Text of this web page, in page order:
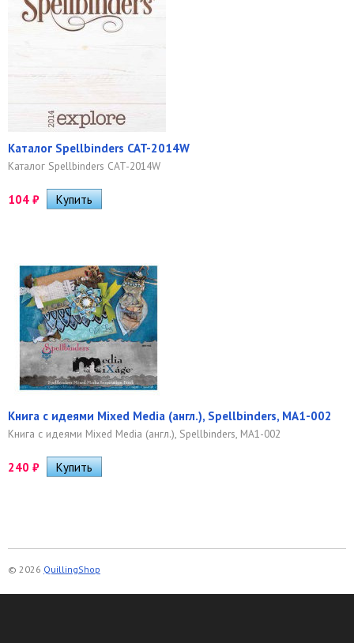
Каталог Spellbinders CAT-2014W
Каталог Spellbinders CAT-2014W
104 ₽
Книга с идеями Mixed Media (англ.), Spellbinders, MA1-002
Книга с идеями Mixed Media (англ.), Spellbinders, MA1-002
240 ₽
© 2026 QuillingShop